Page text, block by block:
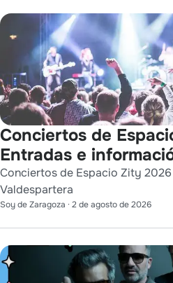
Conciertos de
Entradas e
Conciertos de Espacio Zity
Valdespartera
Soy de Zaragoza · 2 de agosto de 2026